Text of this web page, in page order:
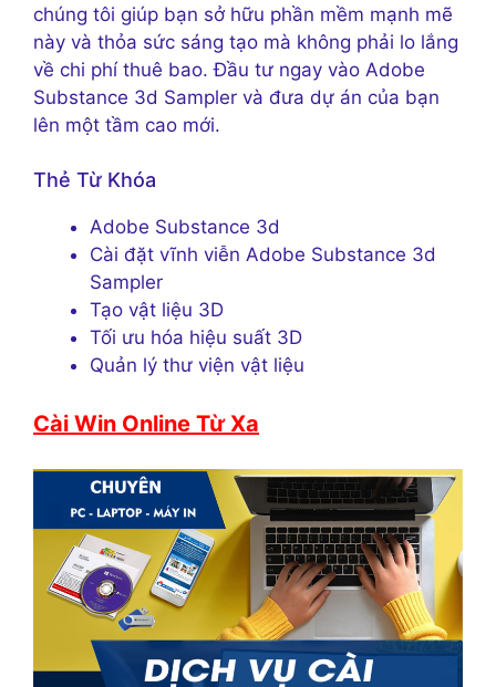
chúng tôi giúp bạn sở hữu phần mềm mạnh mẽ
này và thỏa sức sáng tạo mà không phải lo lắng
về chi phí thuê bao. Đầu tư ngay vào Adobe
Substance 3d Sampler và đưa dự án của bạn
lên một tầm cao mới.
Thẻ Từ Khóa
Adobe Substance 3d
Cài đặt vĩnh viễn Adobe Substance 3d
Sampler
Tạo vật liệu 3D
Tối ưu hóa hiệu suất 3D
Quản lý thư viện vật liệu
Cài Win Online Từ Xa